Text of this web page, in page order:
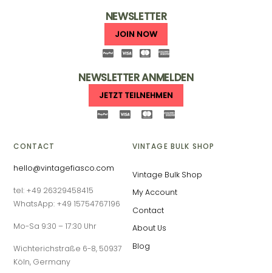
NEWSLETTER
JOIN NOW
NEWSLETTER ANMELDEN
JETZT TEILNEHMEN
CONTACT
hello@vintagefiasco.com
tel: +49 26329458415
WhatsApp: +49 15754767196
Mo-Sa 9:30 – 17:30 Uhr
Wichterichstraße 6-8, 50937
Köln, Germany
VINTAGE BULK SHOP
Vintage Bulk Shop
My Account
Contact
About Us
Blog